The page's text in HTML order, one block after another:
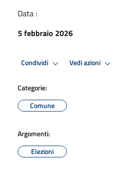
Data :
5 febbraio 2026
Condividi Vedi azioni
Categorie:
Comune
Argomenti:
Elezioni